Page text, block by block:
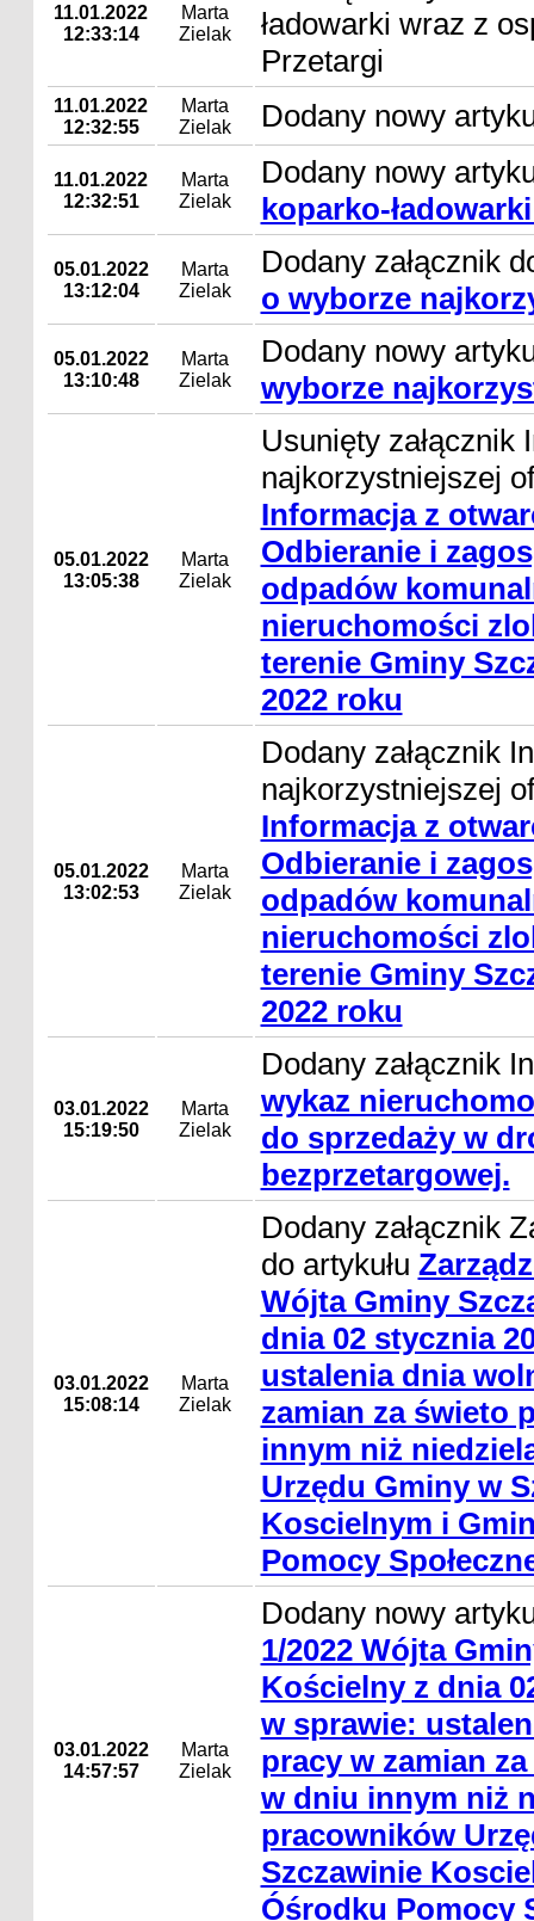
11.01.2022
12:33:14
Marta
Zielak
ładowarki wraz z
Przetargi
11.01.2022
12:32:55
Marta
Zielak
Dodany nowy
11.01.2022
12:32:51
Marta
Zielak
Dodany nowy
koparko-
05.01.2022
13:12:04
Marta
Zielak
Dodany załącznik
o wyborze
05.01.2022
13:10:48
Marta
Zielak
Dodany nowy
wyborze
05.01.2022
13:05:38
Marta
Zielak
Usunięty załącznik
najkorzystniejszej
Informacja z
Odbieranie i
odpadów
nieruchomości
terenie Gminy
2022 roku
05.01.2022
13:02:53
Marta
Zielak
Dodany załącznik
najkorzystniejszej
Informacja z
Odbieranie i
odpadów
nieruchomości
terenie Gminy
2022 roku
03.01.2022
15:19:50
Marta
Zielak
Dodany załącznik
wykaz
do sprzedaży w
bezprzetargowej.
03.01.2022
15:08:14
Marta
Zielak
Dodany załącznik
do artykułu
Wójta Gminy
dnia 02 stycznia
ustalenia dnia
zamian za świeto
innym niż
Urzędu Gminy w
Koscielnym i
Pomocy
03.01.2022
14:57:57
Marta
Zielak
Dodany nowy
1/2022 Wójta
Kościelny z dnia
w sprawie:
pracy w zamian
w dniu innym niż
pracowników
Szczawinie
Óśrodku Pomocy